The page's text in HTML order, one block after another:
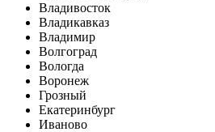
Владивосток
Владикавказ
Владимир
Волгоград
Вологда
Воронеж
Грозный
Екатеринбург
Иваново